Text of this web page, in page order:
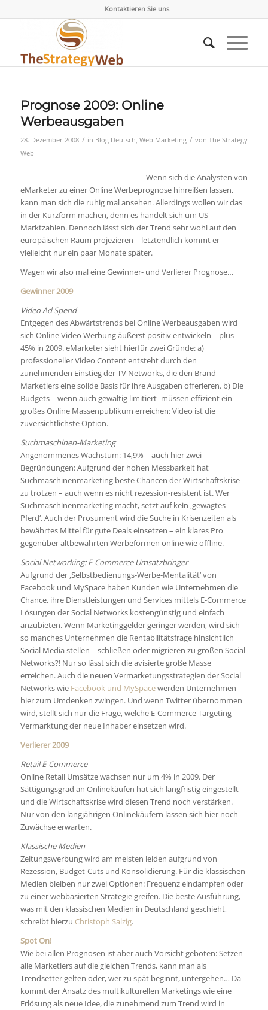
Kontaktieren Sie uns
Prognose 2009: Online
Werbeausgaben
28. Dezember 2008 / in Blog Deutsch, Web Marketing / von The Strategy
Web
Wenn sich die Analysten von
eMarketer zu einer Online Werbeprognose hinreißen lassen,
kann man sich die ruhig mal ansehen. Allerdings wollen wir das
in der Kurzform machen, denn es handelt sich um US
Marktzahlen. Dennoch lässt sich der Trend sehr wohl auf den
europäischen Raum projezieren – letztendlich kommt er
vielleicht nur ein paar Monate später.
Wagen wir also mal eine Gewinner- und Verlierer Prognose…
Gewinner 2009
Video Ad Spend
Entgegen des Abwärtstrends bei Online Werbeausgaben wird
sich Online Video Werbung äußerst positiv entwickeln – plus
45% in 2009. eMarketer sieht hierfür zwei Gründe: a)
professioneller Video Content entsteht durch den
zunehmenden Einstieg der TV Networks, die den Brand
Marketiers eine solide Basis für ihre Ausgaben offerieren. b) Die
Budgets – wenn auch gewaltig limitiert- müssen effizient ein
großes Online Massenpublikum erreichen: Video ist die
zuversichtlichste Option.
Suchmaschinen-Marketing
Angenommenes Wachstum: 14,9% – auch hier zwei
Begründungen: Aufgrund der hohen Messbarkeit hat
Suchmaschinenmarketing beste Chancen der Wirtschaftskrise
zu trotzen – auch wenn es nicht rezession-resistent ist. Wer
Suchmaschinenmarketing macht, setzt auf kein ‚gewagtes
Pferd‘. Auch der Prosument wird die Suche in Krisenzeiten als
bewährtes Mittel für gute Deals einsetzen – ein klares Pro
gegenüber altbewährten Werbeformen online wie offline.
Social Networking: E-Commerce Umsatzbringer
Aufgrund der ‚Selbstbedienungs-Werbe-Mentalität‘ von
Facebook und MySpace haben Kunden wie Unternehmen die
Chance, ihre Dienstleistungen und Services mittels E-Commerce
Lösungen der Social Networks kostengünstig und einfach
anzubieten. Wenn Marketinggelder geringer werden, wird sich
so manches Unternehmen die Rentabilitätsfrage hinsichtlich
Social Media stellen – schließen oder migrieren zu großen Social
Networks?! Nur so lässt sich die avisierte große Masse
erreichen. Auch die neuen Vermarketungsstrategien der Social
Networks wie Facebook und MySpacewerden Unternehmen
hier zum Umdenken zwingen. Und wenn Twitter übernommen
wird, stellt sich nur die Frage, welche E-Commerce Targeting
Vermarktung der neue Inhaber einsetzen wird.
Verlierer 2009
Retail E-Commerce
Online Retail Umsätze wachsen nur um 4% in 2009. Der
Sättigungsgrad an Onlinekäufen hat sich langfristig eingestellt –
und die Wirtschaftskrise wird diesen Trend noch verstärken.
Nur von den langjährigen Onlinekäufern lassen sich hier noch
Zuwächse erwarten.
Klassische Medien
Zeitungswerbung wird am meisten leiden aufgrund von
Rezession, Budget-Cuts und Konsolidierung. Für die klassischen
Medien bleiben nur zwei Optionen: Frequenz eindampfen oder
zu einer webbasierten Strategie greifen. Die beste Ausführung,
was mit den klassischen Medien in Deutschland geschieht,
schreibt hierzu Christoph Salzig.
Spot On!
Wie bei allen Prognosen ist aber auch Vorsicht geboten: Setzen
alle Marketiers auf die gleichen Trends, kann man als
Trendsetter gelten oder, wer zu spät beginnt, untergehen… Da
kommt der Ansatz des multikulturellen Marketings wie eine
Erlösung als neue Idee, die zunehmend zum Trend wird in